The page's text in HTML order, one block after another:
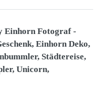
Einhorn Fotograf -
Einhorn Deko,
Städtereise,
Unicorn,